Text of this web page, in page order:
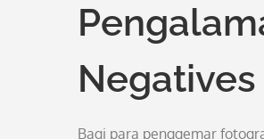
Negatives
Bagi para penggemar